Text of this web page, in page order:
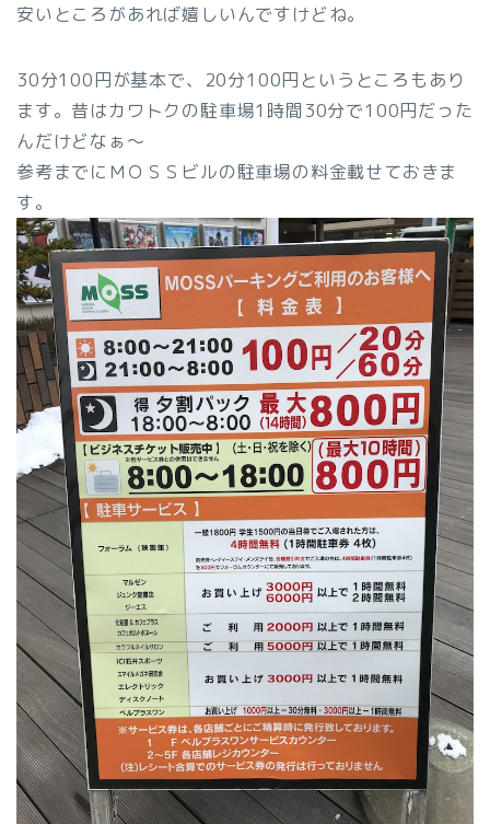
安いところがあれば嬉しいんですけどね。
30分100円が基本で、20分100円というところもあり
ます。昔はカワトクの駐車場1時間30分で100円だった
んだけどなぁ～
参考までにＭＯＳＳビルの駐車場の料金載せておきま
す。